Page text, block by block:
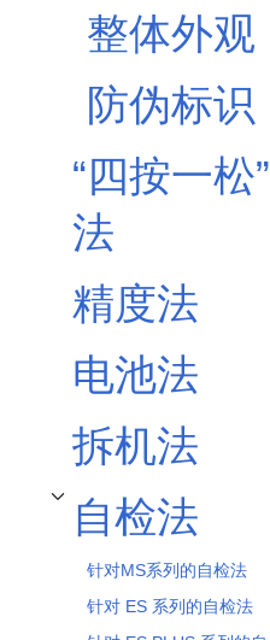
整体外观
防伪标识
“四按一松”
法
精度法
电池法
拆机法
自检法
开关自检法子章节
针对MS系列的自检法
针对 ES 系列的自检法